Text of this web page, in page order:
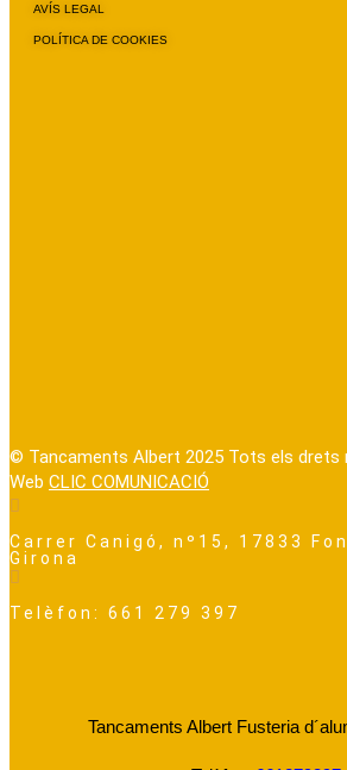
AVÍS LEGAL
POLÍTICA DE COOKIES
© Tancaments Albert 2025 Tots els drets
Web CLIC COMUNICACIÓ
Carrer Canigó, nº15, 17833
Girona
Telèfon: 661 279 397
Tancaments Albert Fusteria